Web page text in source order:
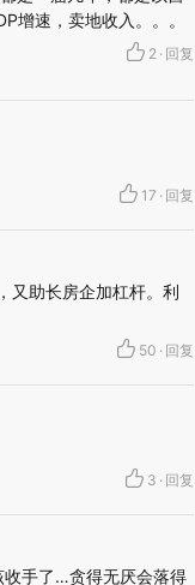
增速，卖地收入。。。
2 · 回复
17 · 回复
又助长房企加杠杆。利
50 · 回复
3 · 回复
手了…贪得无厌会落得